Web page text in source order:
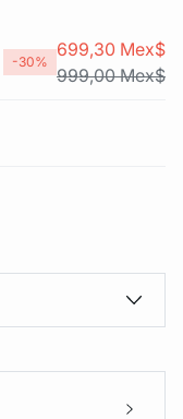
-30%
699,30 Mex$
999,00 Mex$